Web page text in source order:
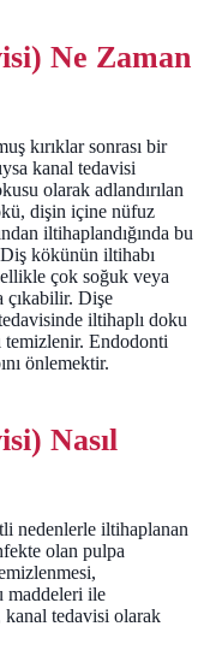
Ne Zaman
kırıklar sonrası bir
kanal tedavisi
olarak adlandırılan
dişin içine nüfuz
iltihaplandığında bu
kökünün iltihabı
çok soğuk veya
çıkabilir. Dişe
iltihaplı doku
temizlenir. Endodonti
önlemektir.
Nasıl
nedenlerle iltihaplanan
olan pulpa
maddeleri ile
tedavisi olarak